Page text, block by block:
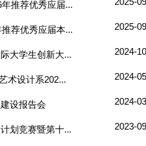
推荐优秀应届...
荐优秀应届本... 2025-
大学生创新大... 2024-
术设计系202... 2024-
设报告会 2024-
划竞赛暨第十... 2023-